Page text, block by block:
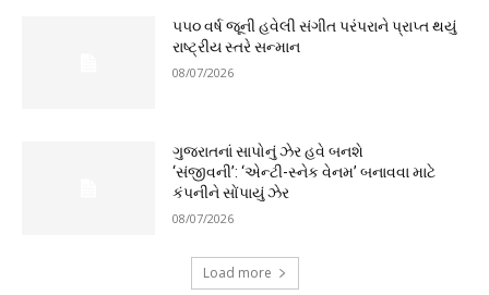
૫૫૦ વર્ષ જૂની હવેલી સંગીત પરંપરાને પ્રાપ્ત થયું
રાષ્ટ્રીય સ્તરે સન્માન
08/07/2026
ગુજરાતનાં સાપોનું ઝેર હવે બનશે
‘સંજીવની’: ‘એન્ટી-સ્નેક વેનમ’ બનાવવા માટે
કંપનીને સોંપાયું ઝેર
08/07/2026
Load more